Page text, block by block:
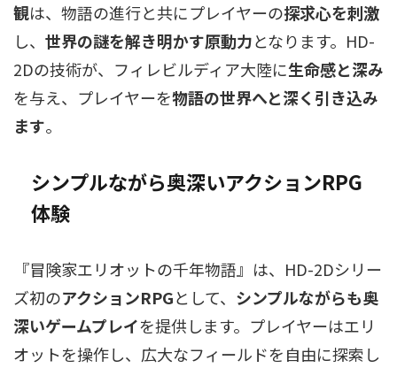
観は、物語の進行と共にプレイヤーの探求心を刺激
し、 世界の謎を解き明かす原動力となります。HD-
2Dの技術が、フィレビルディア大陸に生命感と深み
を与え、プレイヤーを物語の世界へと深く引き込み
ます。
シンプルながら奥深いアクションRPG
体験
『冒険家エリオットの千年物語』は、HD-2Dシリー
ズ初のアクションRPGとして、 シンプルながらも奥
深いゲームプレイを提供します。プレイヤーはエリ
オットを操作し、広大なフィールドを自由に探索し